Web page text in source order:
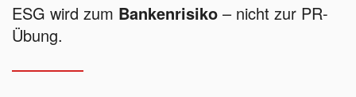
ESG wird zum Bankenrisiko – nicht zur PR-
Übung.